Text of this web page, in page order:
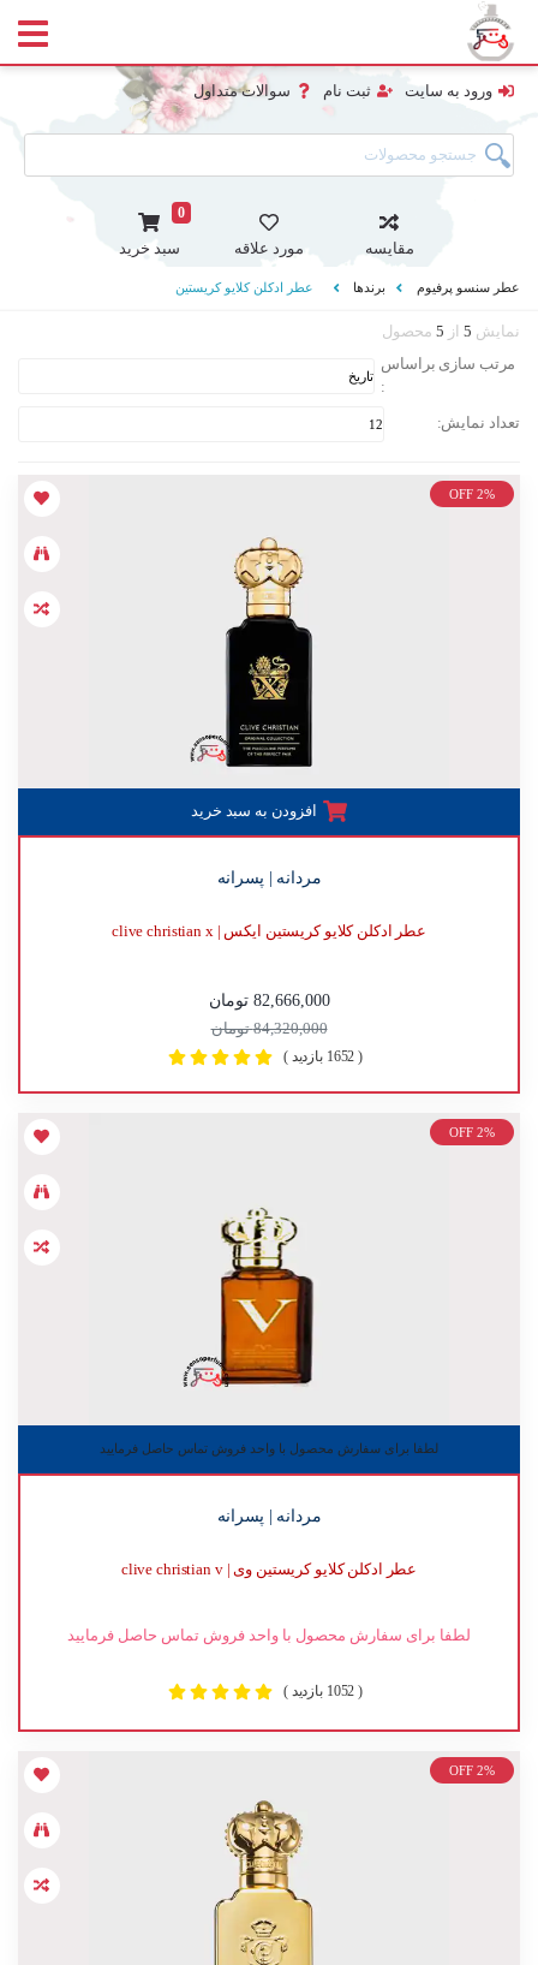
ورود به سایت ثبت نام سوالات متداول
مقایسه مورد علاقه
0
سبد خرید
عطر سنسو پرفیوم برندها عطر ادکلن کلایو کریستین
نمایش 5 از 5 محصول
مرتب سازی براساس
:
تعداد نمایش:
OFF 2%
افزودن به سبد خرید
مردانه | پسرانه
عطر ادکلن کلایو کریستین ایکس | clive christian x
82,666,000 تومان
84,320,000 تومان
( 1652 بازدید )
OFF 2%
لطفا برای سفارش محصول با واحد فروش تماس حاصل فرمایید
مردانه | پسرانه
عطر ادکلن کلایو کریستین وی | clive christian v
لطفا برای سفارش محصول با واحد فروش تماس حاصل فرمایید
( 1052 بازدید )
OFF 2%